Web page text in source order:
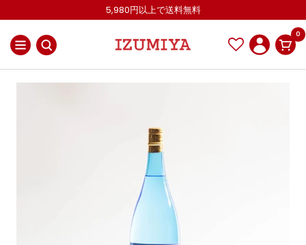
ン
ツ
5,980円以上で送料無料
ナ
ビ
IZUMIYA
0